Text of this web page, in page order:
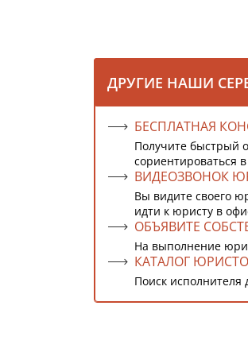
ДРУГИЕ НАШИ
БЕСПЛАТНАЯ
Получите быстрый
сориентироваться
ВИДЕОЗВОНОК
Вы видите своего
идти к юристу в
ОБЪЯВИТЕ
На выполнение
КАТАЛОГ
Поиск